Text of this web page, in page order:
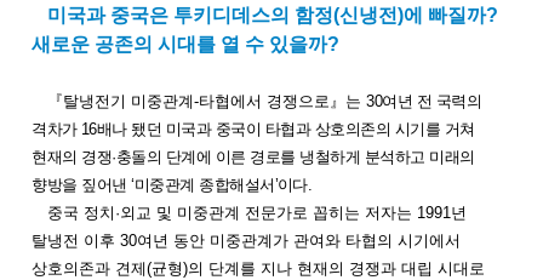
미국과 중국은 투키디데스의 함정(신냉전)에 빠질까?
새로운 공존의 시대를 열 수 있을까?
『탈냉전기 미중관계-타협에서 경쟁으로』 는30여년 전 국력의
격차가 16배나 됐던 미국과 중국이 타협과 상호의존의 시기를 거쳐
현재의 경쟁·충돌의 단계에 이른 경로를 냉철하게 분석하고 미래의
향방을 짚어낸‘미중관계 종합해설서’이다.
중국 정치 ·외교 및 미중관계 전문가로 꼽히는 저자는 1991년
탈냉전 이후30여년 동안 미중관계가 관여와 타협의 시기에서
상호의존과 견제(균형)의 단계를 지나 현재의 경쟁과 대립 시대로